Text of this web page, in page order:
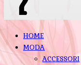
HOME
MODA
ACCESSORI